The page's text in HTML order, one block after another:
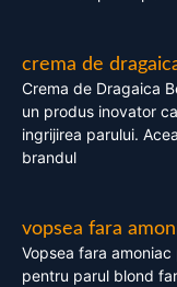
crema de
Crema de Dragaica
un produs inovator
ingrijirea parului.
brandul
vopsea fara
Vopsea fara
pentru parul blond